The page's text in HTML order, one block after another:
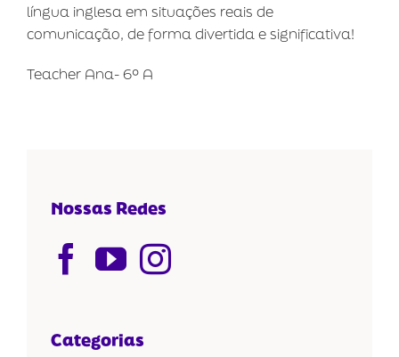
língua inglesa em situações reais de
comunicação, de forma divertida e significativa!
Teacher Ana- 6º A
Nossas Redes
Categorias